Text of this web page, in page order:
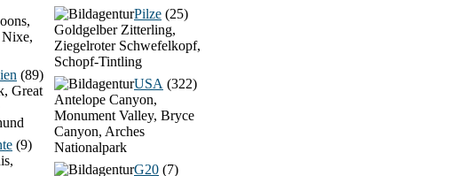
(89)
Great
(9)
Pilze (25)
Goldgelber Zitterling,
Ziegelroter Schwefelkopf,
Schopf-Tintling
USA (322)
Antelope Canyon,
Monument Valley, Bryce
Canyon, Arches
Nationalpark
G20 (7)